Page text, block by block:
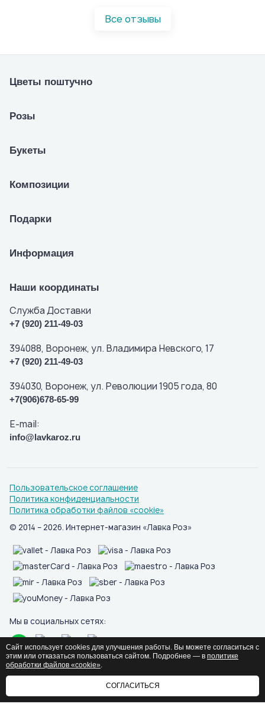
Все отзывы
Цветы поштучно
Розы
Букеты
Композиции
Подарки
Информация
Наши координаты
Служба Доставки
+7 (920) 211-49-03
394088, Воронеж, ул. Владимира Невского, 17
+7 (920) 211-49-03
394030, Воронеж, ул. Революции 1905 года, 80
+7(906)678-65-99
E-mail:
info@lavkaroz.ru
Пользовательское соглашение
Политика конфиденциальности
Политика обработки файлов «cookie»
© 2014 – 2026. Интернет-магазин «Лавка Роз»
Мы в социальных сетях:
Сайт использует cookies для улучшения работы. Вы можете согласиться с
этим или отказаться пользоваться сайтом. Подробнее — в политике
обработки файлов «cookie».
СОГЛАСИТЬСЯ